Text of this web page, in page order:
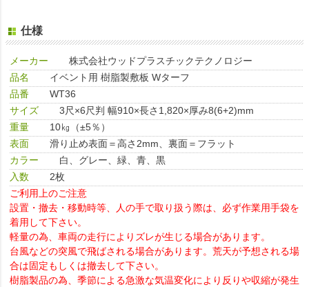
仕様
メーカー
株式会社ウッドプラスチックテクノロジー
品名
イベント用 樹脂製敷板 Wターフ
品番
WT36
サイズ
3尺×6尺判 幅910×長さ1,820×厚み8(6+2)mm
重量
10㎏（±5％）
表面
滑り止め表面＝高さ2mm、裏面＝フラット
カラー
白、グレー、緑、青、黒
入数
2枚
ご利用上のご注意
設置・撤去・移動時等、人の手で取り扱う際は、必ず作業用手袋を
着用して下さい。
軽量の為、車両の走行によりズレが生じる場合があります。
台風などの突風で飛ばされる場合があります。荒天が予想される場
合は固定もしくは撤去して下さい。
樹脂製品の為、季節による急激な気温変化により反りや収縮が発生